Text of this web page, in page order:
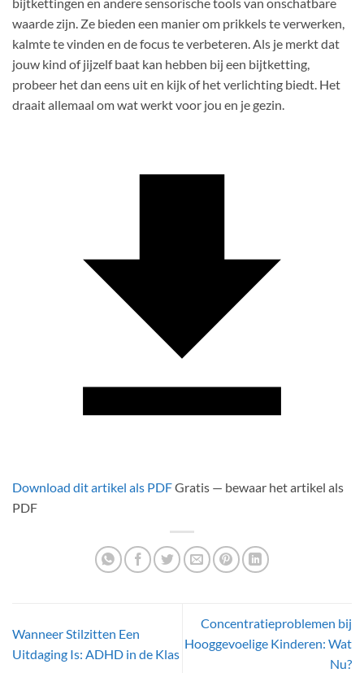
waarde zijn. Ze bieden een manier om prikkels te verwerken,
kalmte te vinden en de focus te verbeteren. Als je merkt dat
jouw kind of jijzelf baat kan hebben bij een bijtketting,
probeer het dan eens uit en kijk of het verlichting biedt. Het
draait allemaal om wat werkt voor jou en je gezin.
Download dit artikel als PDFGratis — bewaar het artikel als
PDF
Wanneer Stilzitten Een
Uitdaging Is: ADHD in de Klas
Concentratieproblemen bij
Hooggevoelige Kinderen: Wat
Nu?